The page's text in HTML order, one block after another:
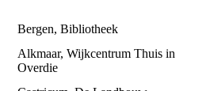
Bergen, Bibliotheek
Alkmaar, Wijkcentrum Thuis in
Overdie